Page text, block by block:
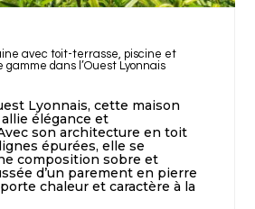
avec toit-terrasse, piscine et
dans l’Ouest Lyonnais
Lyonnais, cette maison
élégance et
son architecture en toit
épurées, elle se
composition sobre et
d’un parement en pierre
chaleur et caractère à la